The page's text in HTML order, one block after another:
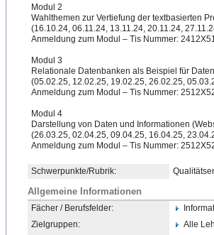
Modul 2
Wahlthemen zur Vertiefung der textbasierten
(16.10.24, 06.11.24, 13.11.24, 20.11.24,
Anmeldung zum Modul – Tis Nummer:
Modul 3
Relationale Datenbanken als Beispiel für
(05.02.25​, 12.02.25, 19.02.25, 26.02.25,
Anmeldung zum Modul – Tis Nummer:
Modul 4
Darstellung von Daten und Informationen
(26.03.25, 02.04.25, 09.04.25, 16.04.25,
Anmeldung zum Modul – Tis Nummer:
Schwerpunkte/Rubrik:
Allgemeine Informationen
Fächer / Berufsfelder:
Zielgruppen:
Alle